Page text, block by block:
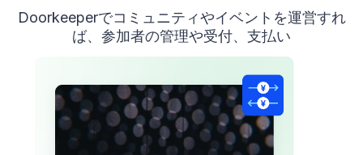
Doorkeeperでコミュニティやイベントを運営すれ
ば、参加者の管理や受付、支払い